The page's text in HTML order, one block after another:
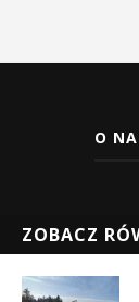
O
ZOBACZ